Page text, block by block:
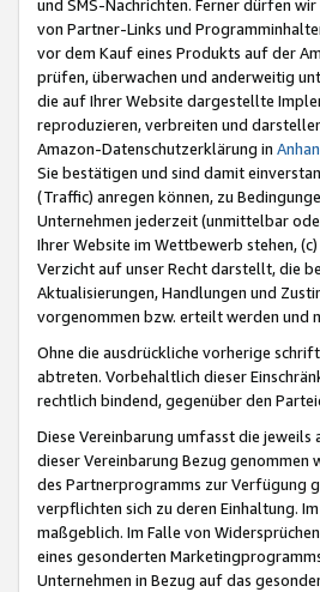
und SMS-Nachrichten. Ferner dürfen
von Partner-Links und
vor dem Kauf eines Produkts auf der
prüfen, überwachen und anderweitig
die auf Ihrer Website dargestellte
reproduzieren, verbreiten und
Amazon-Datenschutzerklärung in
Sie bestätigen und sind damit
(Traffic) anregen können, zu
Unternehmen jederzeit (unmittelbar
Ihrer Website im Wettbewerb stehen,
Verzicht auf unser Recht darstellt, die
Aktualisierungen, Handlungen und
vorgenommen bzw. erteilt werden und
Ohne die ausdrückliche vorherige
abtreten. Vorbehaltlich dieser
rechtlich bindend, gegenüber den
Diese Vereinbarung umfasst die
dieser Vereinbarung Bezug genommen
des Partnerprogramms zur Verfügung
verpflichten sich zu deren Einhaltung.
maßgeblich. Im Falle von
eines gesonderten
Unternehmen in Bezug auf das